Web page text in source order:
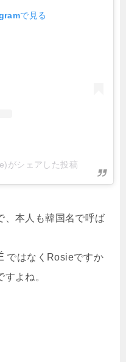
で見る
がシェアした投稿
、本人も韓国名で呼ば
ではなくRosieですか
よね。